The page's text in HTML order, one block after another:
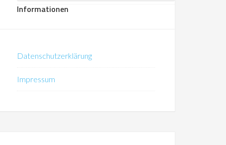
Informationen
Datenschutzerklärung
Impressum